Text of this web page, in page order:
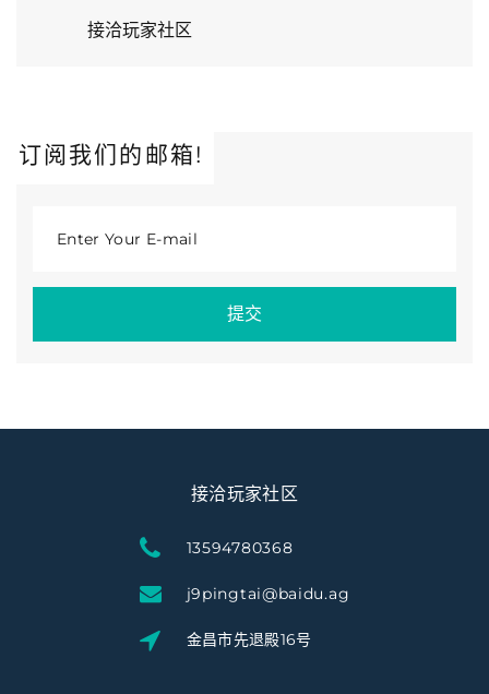
接洽玩家社区
订阅我们的邮箱!
Enter Your E-mail
提交
接洽玩家社区
13594780368
j9pingtai@baidu.ag
金昌市先退殿16号